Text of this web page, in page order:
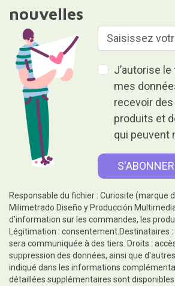
nouvelles
J’autorise
mes
recevoir
produits et
qui peuvent
Responsable du fichier : Curiosite (marque
Milimetrado Diseño y Producción
d'information sur les commandes, les
Légitimation : consentement.Destinataires
sera communiquée à des tiers. Droits :
suppression des données, ainsi que
indiqué dans les informations
détaillées supplémentaires sont